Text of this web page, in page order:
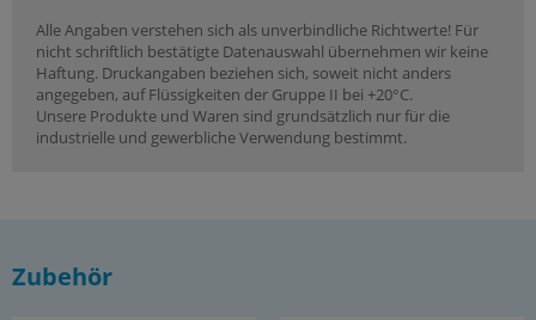
Alle Angaben verstehen sich als unverbindliche Richtwerte! Für
nicht schriftlich bestätigte Datenauswahl übernehmen wir keine
Haftung. Druckangaben beziehen sich, soweit nicht anders
angegeben, auf Flüssigkeiten der Gruppe II bei +20°C.
Unsere Produkte und Waren sind grundsätzlich nur für die
industrielle und gewerbliche Verwendung bestimmt.
Zubehör